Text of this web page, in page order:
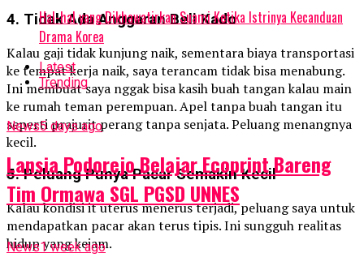
4. Tidak Ada Anggaran Beli Kado
Kalau gaji tidak kunjung naik, sementara biaya transportasi
ke tempat kerja naik, saya terancam tidak bisa menabung.
Ini membuat saya nggak bisa kasih buah tangan kalau main
ke rumah teman perempuan. Apel tanpa buah tangan itu
seperti prajurit perang tanpa senjata. Peluang menangnya
kecil.
5. Peluang Punya Pacar Semakin Kecil
Kalau kondisi it uterus menerus terjadi, peluang saya untuk
mendapatkan pacar akan terus tipis. Ini sungguh realitas
hidup yang kejam.
Hal-hal yang Dikhawatirkan Suami Ketika Istrinya Kecanduan
Drama Korea
Latest
Trending
News5 days ago
Lansia Podorejo Belajar Ecoprint Bareng
Tim Ormawa SGL PGSD UNNES
News1 week ago